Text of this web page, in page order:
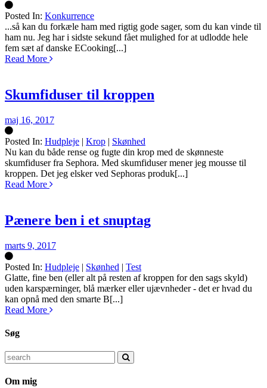
Posted In: Konkurrence
Silke
...så kan du forkæle ham med rigtig gode sager, som du kan vinde til
ham nu. Jeg har i sidste sekund fået mulighed for at udlodde hele
fem sæt af danske ECooking[...]
Read More
Skumfiduser til kroppen
maj 16, 2017
Posted In: Hudpleje | Krop | Skønhed
Silke
Nu kan du både rense og fugte din krop med de skønneste
skumfiduser fra Sephora. Med skumfiduser mener jeg mousse til
kroppen. Det jeg elsker ved Sephoras produk[...]
Read More
Pænere ben i et snuptag
marts 9, 2017
Posted In: Hudpleje | Skønhed | Test
Silke
Glatte, fine ben (eller alt på resten af kroppen for den sags skyld)
uden karspærninger, blå mærker eller ujævnheder - det er hvad du
kan opnå med den smarte B[...]
Read More
Søg
Search
for:
Om mig